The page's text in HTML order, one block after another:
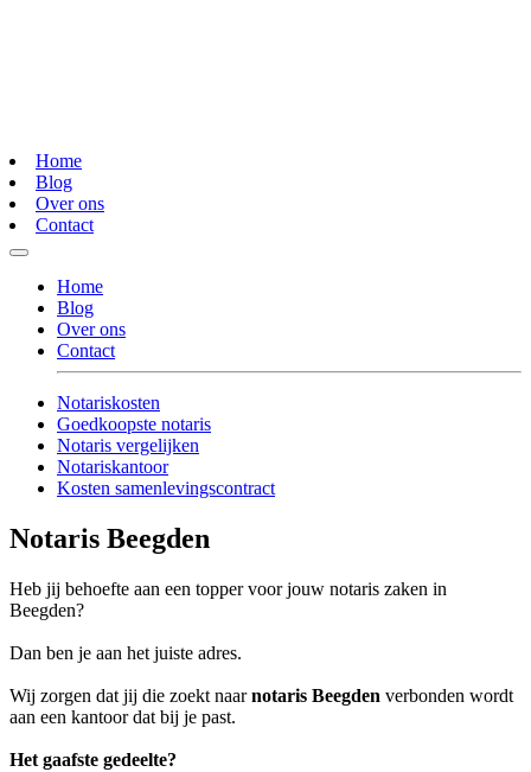
Home
Blog
Over ons
Contact
Home
Blog
Over ons
Contact
Notariskosten
Goedkoopste notaris
Notaris vergelijken
Notariskantoor
Kosten samenlevingscontract
Notaris Beegden
Heb jij behoefte aan een topper voor jouw notaris zaken in
Beegden?
Dan ben je aan het juiste adres.
Wij zorgen dat jij die zoekt naarnotaris Beegden verbonden wordt
aan een kantoor dat bij je past.
Het gaafste gedeelte?